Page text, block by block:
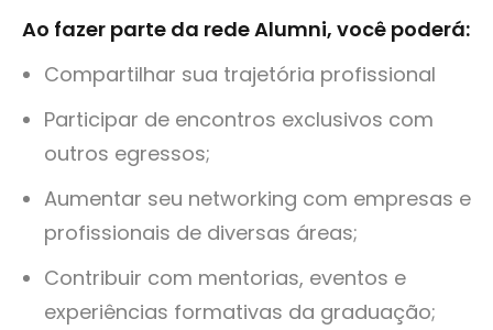
Como colaborador do CIEE, pude
acompanhar de perto a eficiência e o
cuidado com que o Núcleo de Carreiras
integração entre estudantes e o mundo
do trabalho. O TEIA facilita o acesso aos
talentos universitários e fortalece a
conexão entre empregadores e futuros
Alisson Lima
Ao fazer parte da rede Alumni, você poderá:
Compartilhar sua trajetória profissional
Participar de encontros exclusivos com
outros egressos;
Aumentar seu networking com empresas e
profissionais de diversas áreas;
Contribuir com mentorias, eventos e
experiências formativas da graduação;